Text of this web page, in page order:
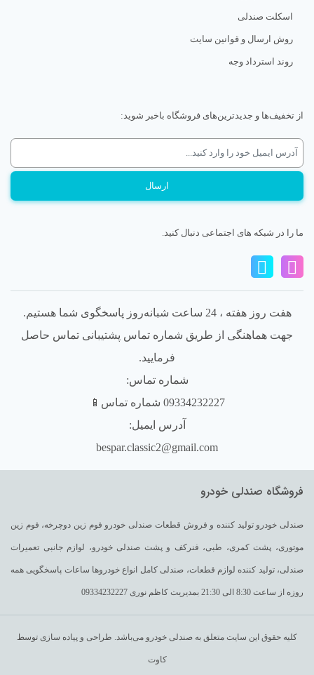
اسکلت صندلی
روش ارسال و قوانین سایت
روند استرداد وجه
از تخفیف‌ها و جدیدترین‌های فروشگاه باخبر شوید:
ما را در شبکه های اجتماعی دنبال کنید.
هفت روز هفته ، 24 ساعت شبانه‌روز پاسخگوی شما هستیم.
جهت هماهنگی از طریق شماره تماس پشتیبانی تماس حاصل
فرمایید.
شماره تماس:
09334232227 شماره تماس📱
آدرس ایمیل:
bespar.classic2@gmail.com
فروشگاه صندلی خودرو
صندلی خودرو تولید کننده و فروش قطعات صندلی خودرو فوم زین دوچرخه، فوم زین
موتوری، پشت کمری، طبی، فنرکف و پشت صندلی خودرو، لوازم جانبی تعمیرات
صندلی، تولید کننده لوازم قطعات، صندلی کامل انواع خودروها ساعات پاسخگویی همه
روزه از ساعت 8:30 الی 21:30 بمدیریت کاظم نوری 09334232227
کلیه حقوق این سایت متعلق به صندلی خودرو می‌باشد. طراحی و پیاده سازی توسط
کاوت